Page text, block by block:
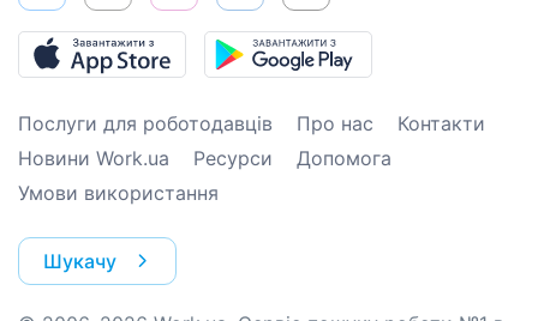
Послуги для роботодавців Про нас
Контакти
Новини Work.ua
Ресурси
Допомога
Умови використання
Шукачу